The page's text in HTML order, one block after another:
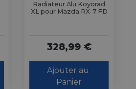
Radiateur Alu Koyorad
XL pour Mazda RX-7 FD
328,99 €
Ajouter au
Panier